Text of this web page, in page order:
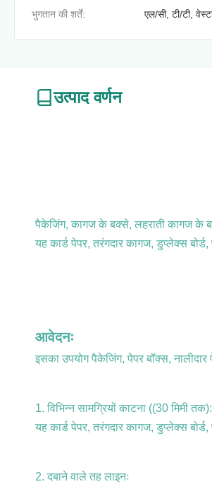
भुगतान की शर्तें: एल/सी, टी/टी,
उत्पाद वर्णन
पैकेजिंग, कागज के बक्से, लहराती कागज के
यह कार्ड पेपर, तरंगदार कागज, डुप्लेक्स
आवेदनः
इसका उपयोग पैकेजिंग, पेपर बॉक्स, नालीदार
1. विभिन्न सामग्रियों काटना ((30 मिमी तक):
यह कार्ड पेपर, तरंगदार कागज, डुप्लेक्स
2. दबाने वाले तह लाइनः